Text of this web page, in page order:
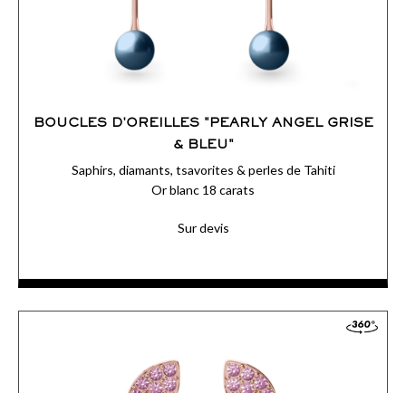
BOUCLES D'OREILLES "PEARLY ANGEL GRISE
& BLEU"
Saphirs, diamants, tsavorites & perles de Tahiti
Or blanc 18 carats
Sur devis
COMMANDER